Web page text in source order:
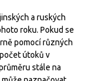
a ruských
roku. Pokud se
pomocí různých
útoků v
stále na